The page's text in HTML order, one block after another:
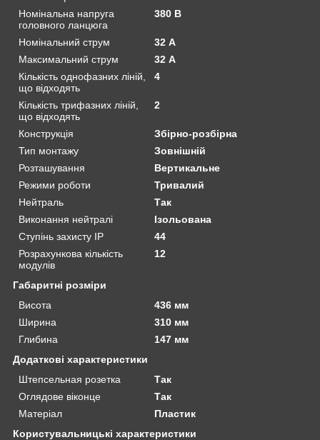
Номінальна напруга
головного ланцюга
380 В
Номінальний струм
32 А
Максимальний струм
32 А
Кількість однофазних ліній,
що відходять
4
Кількість трифазних ліній,
що відходять
2
Конструкція
Збірно-розбірна
Тип монтажу
Зовнішній
Розташування
Вертикальне
Режими роботи
Тривалий
Нейтраль
Так
Виконання нейтралі
Ізольована
Ступінь захисту IP
44
Розрахункова кількість
модулів
12
Габаритні розміри
Висота
436 мм
Ширина
310 мм
Глибина
147 мм
Додаткові характеристики
Штепсельная розетка
Так
Оглядове віконце
Так
Матеріал
Пластик
Користувальницькі характеристики